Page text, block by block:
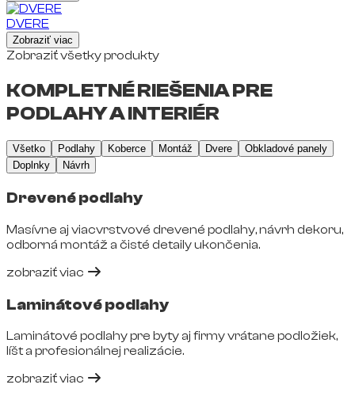
DVERE
Zobraziť viac
Zobraziť všetky produkty
KOMPLETNÉ RIEŠENIA PRE
PODLAHY A INTERIÉR
Všetko Podlahy Koberce Montáž Dvere
Obkladové panely
Doplnky
Návrh
Drevené podlahy
Masívne aj viacvrstvové drevené podlahy, návrh dekoru,
odborná montáž a čisté detaily ukončenia.
zobraziť viac
Laminátové podlahy
Laminátové podlahy pre byty aj firmy vrátane podložiek,
líšt a profesionálnej realizácie.
zobraziť viac